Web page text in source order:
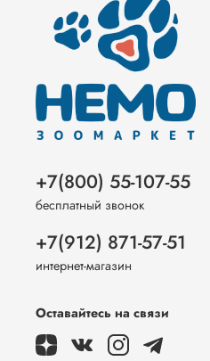
+7(800) 55-107-55
бесплатный звонок
+7(912) 871-57-51
интернет-магазин
Оставайтесь на связи